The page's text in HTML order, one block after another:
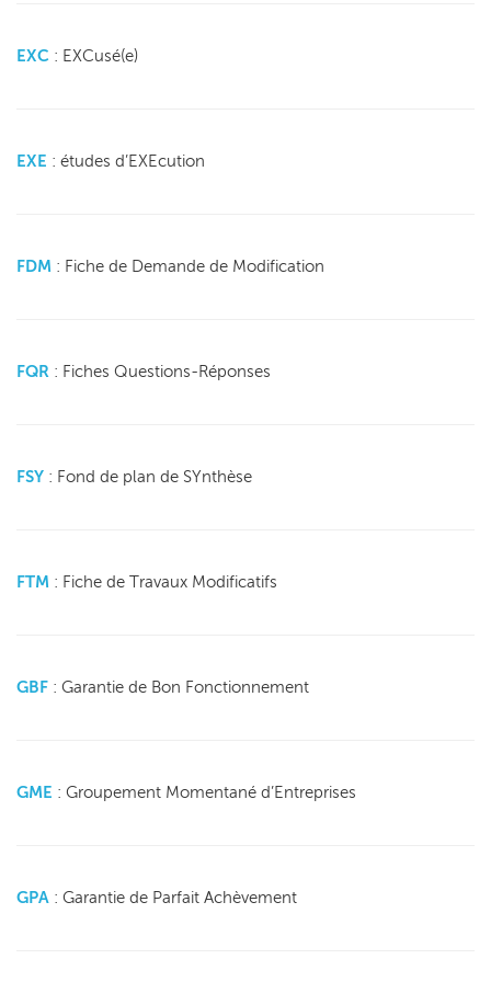
EXC : EXCusé(e)
EXE : études d’EXEcution
FDM : Fiche de Demande de Modification
FQR : Fiches Questions-Réponses
FSY : Fond de plan de SYnthèse
FTM : Fiche de Travaux Modificatifs
GBF : Garantie de Bon Fonctionnement
GME : Groupement Momentané d’Entreprises
GPA : Garantie de Parfait Achèvement